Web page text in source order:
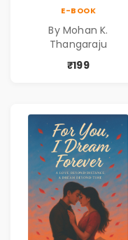
never expected his
love to fight back.
E-BOOK
By Mohan K.
Thangaraju
₹199